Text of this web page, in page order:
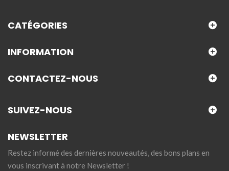
CATÉGORIES
INFORMATION
CONTACTEZ-NOUS
SUIVEZ-NOUS
NEWSLETTER
Restez informé des dernières nouveautés, des bons plans en
vous inscrivant à notre Newsletter !